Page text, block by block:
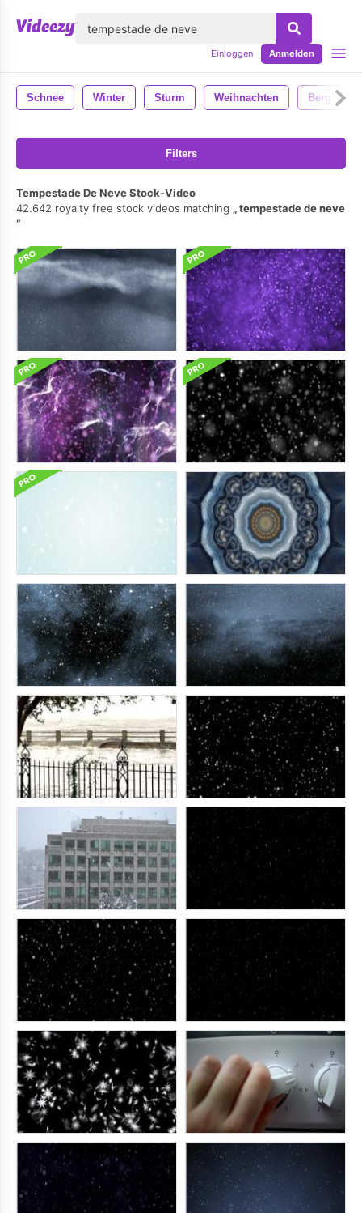
Einloggen Anmelden
Schnee Winter Sturm Weihnachten Berg
Filters
Tempestade De Neve Stock-Video
42.642 royalty free stock videos matching
tempestade de neve